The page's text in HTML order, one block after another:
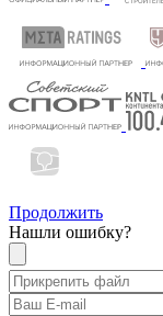
Продолжить
Нашли ошибку?